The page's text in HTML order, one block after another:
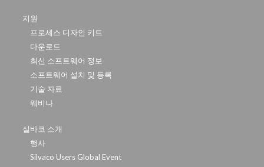
지원
프로세스 디자인 키트
다운로드
최신 소프트웨어 정보
소프트웨어 설치 및 등록
기술 자료
웨비나
실바코 소개
행사
Silvaco Users Global Event